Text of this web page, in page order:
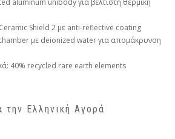
Shield 2 με anti-reflective coating
με deionized water για απομάκρυνση
40% recycled rare earth elements
την Ελληνική Αγορά